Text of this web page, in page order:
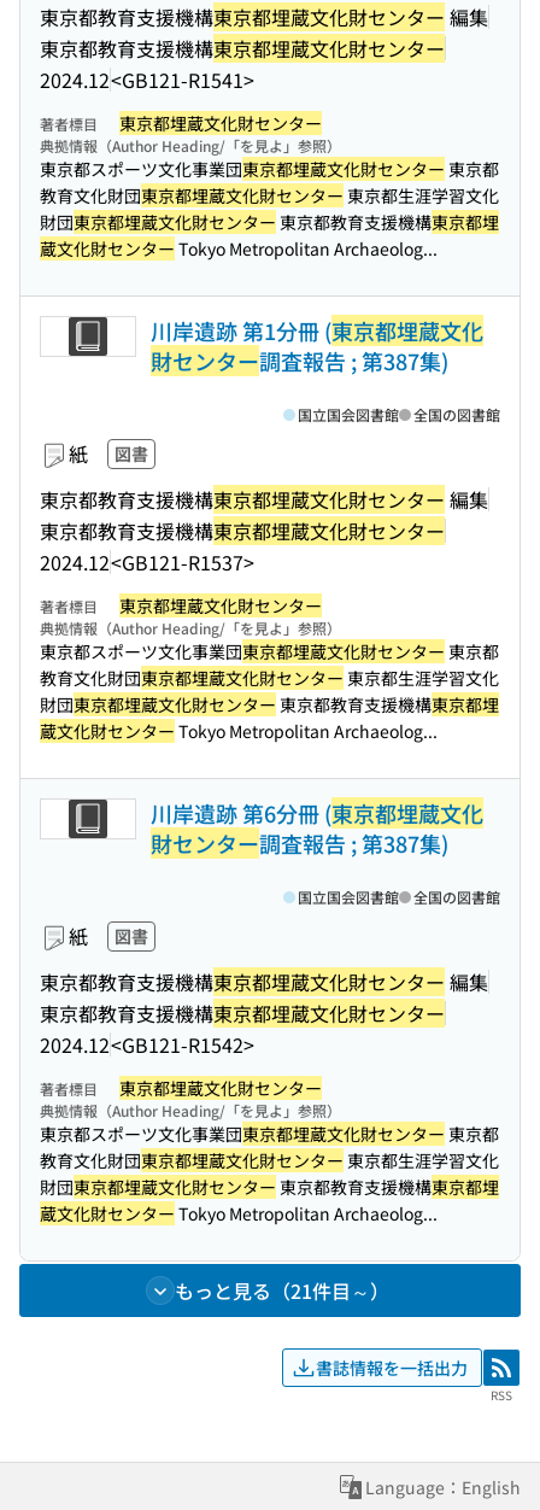
東京都教育支援機構東京都埋蔵文化財センター 編集
東京都教育支援機構東京都埋蔵文化財センター
2024.12<GB121-R1541>
著者標目 東京都埋蔵文化財センター
典拠情報（Author Heading/「を見よ」参照）
東京都スポーツ文化事業団東京都埋蔵文化財センター 東京都
教育文化財団東京都埋蔵文化財センター 東京都生涯学習文化
財団東京都埋蔵文化財センター 東京都教育支援機構東京都埋
蔵文化財センター Tokyo Metropolitan Archaeolog...
川岸遺跡 第1分冊 (東京都埋蔵文化
財センター調査報告 ; 第387集)
紙 図書
東京都教育支援機構東京都埋蔵文化財センター 編集
東京都教育支援機構東京都埋蔵文化財センター
2024.12<GB121-R1537>
国立国会図書館 全国の図書館
著者標目 東京都埋蔵文化財センター
典拠情報（Author Heading/「を見よ」参照）
東京都スポーツ文化事業団東京都埋蔵文化財センター 東京都
教育文化財団東京都埋蔵文化財センター 東京都生涯学習文化
財団東京都埋蔵文化財センター 東京都教育支援機構東京都埋
蔵文化財センター Tokyo Metropolitan Archaeolog...
川岸遺跡 第6分冊 (東京都埋蔵文化
財センター調査報告 ; 第387集)
紙 図書
東京都教育支援機構東京都埋蔵文化財センター 編集
東京都教育支援機構東京都埋蔵文化財センター
2024.12<GB121-R1542>
国立国会図書館 全国の図書館
著者標目 東京都埋蔵文化財センター
典拠情報（Author Heading/「を見よ」参照）
東京都スポーツ文化事業団東京都埋蔵文化財センター 東京都
教育文化財団東京都埋蔵文化財センター 東京都生涯学習文化
財団東京都埋蔵文化財センター 東京都教育支援機構東京都埋
蔵文化財センター Tokyo Metropolitan Archaeolog...
もっと見る（21件目～）
書誌情報を一括出力 RSS
RSS
Language：English